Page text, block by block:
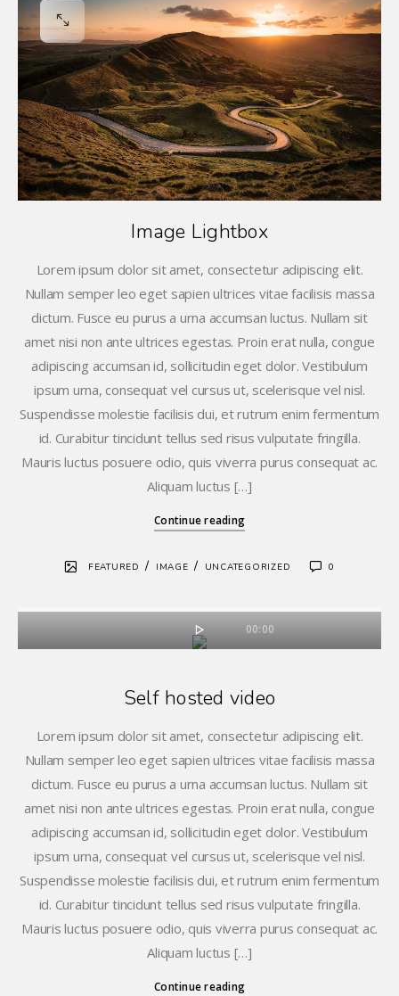
Image Lightbox
Lorem ipsum dolor sit amet, consectetur adipiscing elit.
Nullam semper leo eget sapien ultrices vitae facilisis massa
dictum. Fusce eu purus a urna accumsan luctus. Nullam sit
amet nisi non ante ultrices egestas. Proin erat nulla, congue
adipiscing accumsan id, sollicitudin eget dolor. Vestibulum
ipsum urna, consequat vel cursus ut, scelerisque vel nisl.
Suspendisse molestie facilisis dui, et rutrum enim fermentum
id. Curabitur tincidunt tellus sed risus vulputate fringilla.
Mauris luctus posuere odio, quis viverra purus consequat ac.
Aliquam luctus […]
Continue reading
FEATURED / IMAGE / UNCATEGORIZED 0
00:00
Self hosted video
Lorem ipsum dolor sit amet, consectetur adipiscing elit.
Nullam semper leo eget sapien ultrices vitae facilisis massa
dictum. Fusce eu purus a urna accumsan luctus. Nullam sit
amet nisi non ante ultrices egestas. Proin erat nulla, congue
adipiscing accumsan id, sollicitudin eget dolor. Vestibulum
ipsum urna, consequat vel cursus ut, scelerisque vel nisl.
Suspendisse molestie facilisis dui, et rutrum enim fermentum
id. Curabitur tincidunt tellus sed risus vulputate fringilla.
Mauris luctus posuere odio, quis viverra purus consequat ac.
Aliquam luctus […]
Continue reading